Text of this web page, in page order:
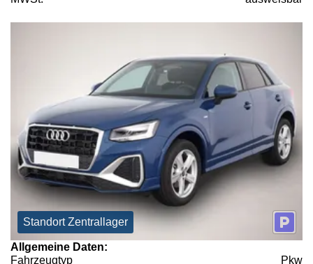
Standort Zentrallager
Allgemeine Daten:
Fahrzeugtyp
Pkw